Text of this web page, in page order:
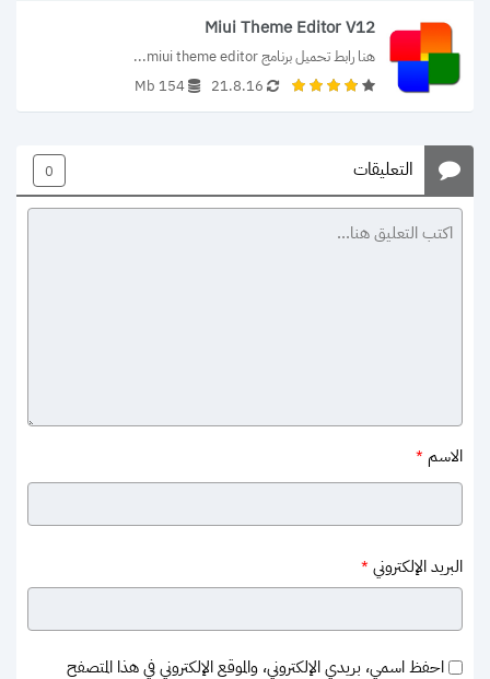
Miui Theme Editor V12
هنا رابط تحميل برنامج miui theme editor...
21.8.16
154 Mb
التعليقات 0
الاسم *
البريد الإلكتروني *
احفظ اسمي، بريدي الإلكتروني، والموقع الإلكتروني في هذا المتصفح